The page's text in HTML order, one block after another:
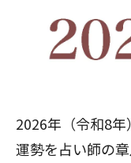
2026年（令和8
運勢を占い師の